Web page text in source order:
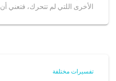
الأخرى اللتي لم تتحرك، فتعني أن
تفسيرات مختلفة